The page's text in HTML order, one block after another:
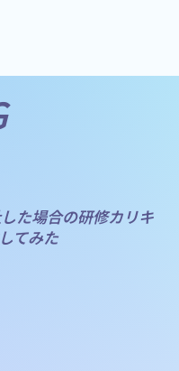
た場合の研修カリキ
てみた